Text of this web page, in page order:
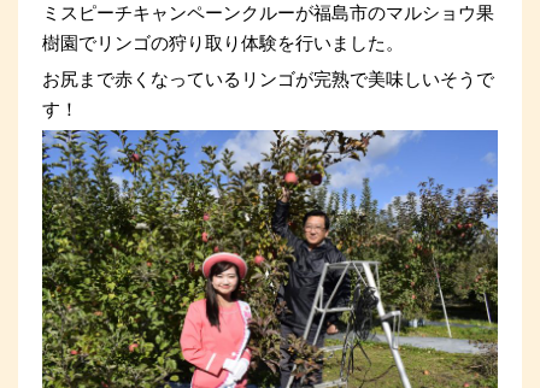
ミスピーチキャンペーンクルーが福島市のマルショウ果
樹園でリンゴの狩り取り体験を行いました。
お尻まで赤くなっているリンゴが完熟で美味しいそうで
す！